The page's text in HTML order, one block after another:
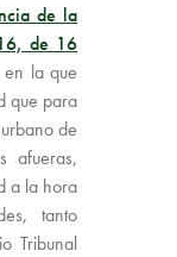
de la
de 16
la que
que para
de
afueras,
a la hora
tanto
Tribunal